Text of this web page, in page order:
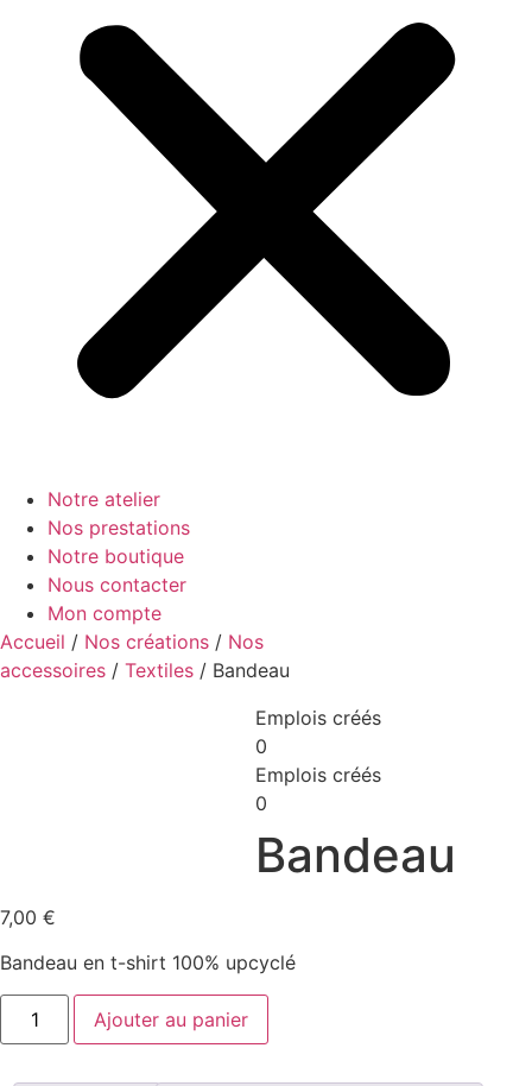
Notre atelier
Nos prestations
Notre boutique
Nous contacter
Mon compte
Accueil / Nos créations / Nos
accessoires / Textiles / Bandeau
Emplois créés
0
Emplois créés
0
Bandeau
7,00 €
Bandeau en t-shirt 100% upcyclé
quantité
Bandeau
Ajouter au panier